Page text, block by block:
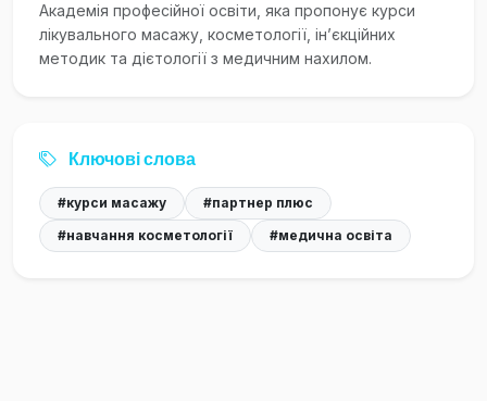
Академія професійної освіти, яка пропонує курси
лікувального масажу, косметології, ін’єкційних
методик та дієтології з медичним нахилом.
Ключові слова
#курси масажу
#партнер плюс
#навчання косметології
#медична освіта